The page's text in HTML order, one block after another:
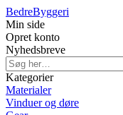
BedreByggeri
Min side
Opret konto
Nyhedsbreve
Kategorier
Materialer
Vinduer og døre